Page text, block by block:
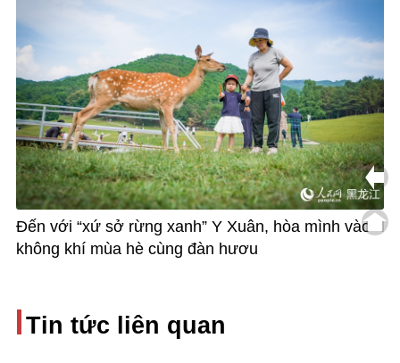
Đến với “xứ sở rừng xanh” Y Xuân, hòa mình vào
không khí mùa hè cùng đàn hươu
Tin tức liên quan